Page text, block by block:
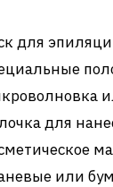
для
для
или